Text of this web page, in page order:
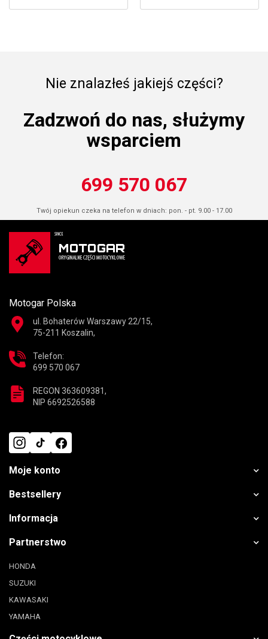
Nie znalazłeś jakiejś części?
Zadzwoń do nas, służymy
wsparciem
699 570 067
Twój opiekun czeka na telefon w dniach: pon. - pt. 9.00 - 17.00
Motogar Polska
ul. Bohaterów Warszawy 22/15,
75-211 Koszalin,
Telefon:
699 570 067
REGON 363609381,
NIP 6692526588
Moje konto
Bestsellery
Informacja
Partnerstwo
HONDA
SUZUKI
KAWASAKI
YAMAHA